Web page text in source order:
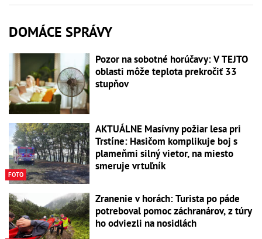
DOMÁCE SPRÁVY
Pozor na sobotné horúčavy: V TEJTO
oblasti môže teplota prekročiť 33
stupňov
FOTO
AKTUÁLNE Masívny požiar lesa pri
Trstíne: Hasičom komplikuje boj s
plameňmi silný vietor, na miesto
smeruje vrtuľník
Zranenie v horách: Turista po páde
potreboval pomoc záchranárov, z túry
ho odviezli na nosidlách